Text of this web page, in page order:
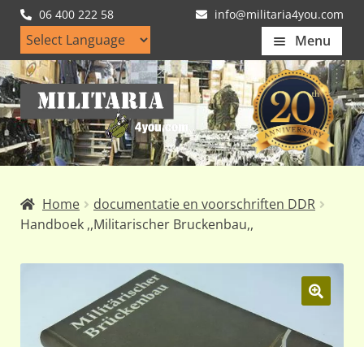
06 400 222 58 info@militaria4you.com
Menu
Home
Artikelen
Nieuws
Klantfotos
Ga
door
naar
navigatie
Ga
naar
de
inhoud
Home
documentatie en voorschriften DDR
Handboek ,,Militarischer Bruckenbau,,